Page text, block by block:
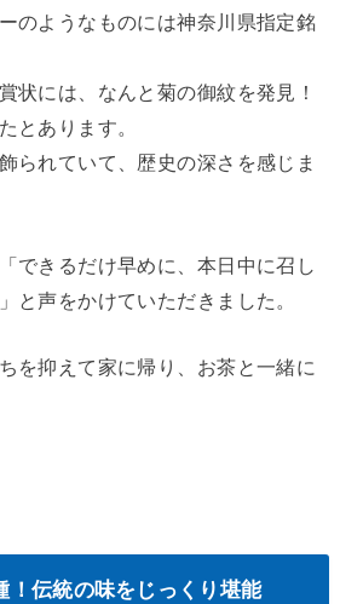
のようなものには神奈川県指定銘
状には、なんと菊の御紋を発見！
とあります。
られていて、歴史の深さを感じま
できるだけ早めに、本日中に召し
と声をかけていただきました。
を抑えて家に帰り、お茶と一緒に
！伝統の味をじっくり堪能